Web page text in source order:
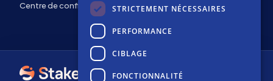
Centre de confidentialitéSTRICTEMENT NÉCESSAIRES
PERFORMANCE
CIBLAGE
FONCTIONNALITÉ